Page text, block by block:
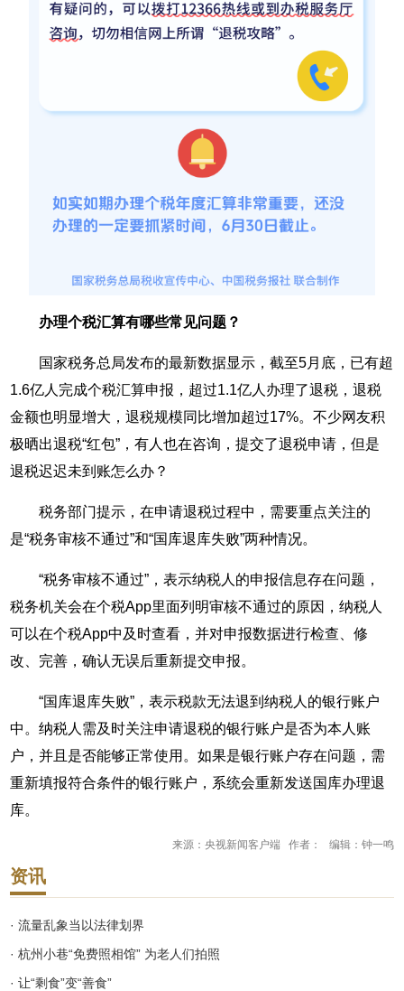
办理个税汇算有哪些常见问题？
国家税务总局发布的最新数据显示，截至5月底，已有超
1.6亿人完成个税汇算申报，超过1.1亿人办理了退税，退税
金额也明显增大，退税规模同比增加超过17%。不少网友积
极晒出退税“红包”，有人也在咨询，提交了退税申请，但是
退税迟迟未到账怎么办？
税务部门提示，在申请退税过程中，需要重点关注的
是“税务审核不通过”和“国库退库失败”两种情况。
“税务审核不通过”，表示纳税人的申报信息存在问题，
税务机关会在个税App里面列明审核不通过的原因，纳税人
可以在个税App中及时查看，并对申报数据进行检查、修
改、完善，确认无误后重新提交申报。
“国库退库失败”，表示税款无法退到纳税人的银行账户
中。纳税人需及时关注申请退税的银行账户是否为本人账
户，并且是否能够正常使用。如果是银行账户存在问题，需
重新填报符合条件的银行账户，系统会重新发送国库办理退
库。
来源：央视新闻客户端 作者： 编辑：钟一鸣
资讯
· 流量乱象当以法律划界
· 杭州小巷“免费照相馆” 为老人们拍照
· 让“剩食”变“善食”